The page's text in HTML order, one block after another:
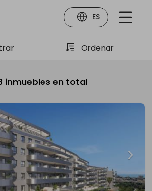
ES
Ordenar
inmuebles en total